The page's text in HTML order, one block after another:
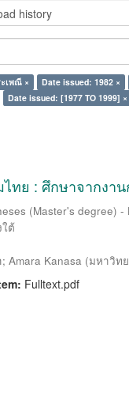
เพณี × Date issued: 1982 ×
Date issued: [1977 TO 1999] ×
ทย : ศึกษาจากงา
(Master's degree)
ใต้
; Amara Kanasa (มหาวิท
Fulltext.pdf